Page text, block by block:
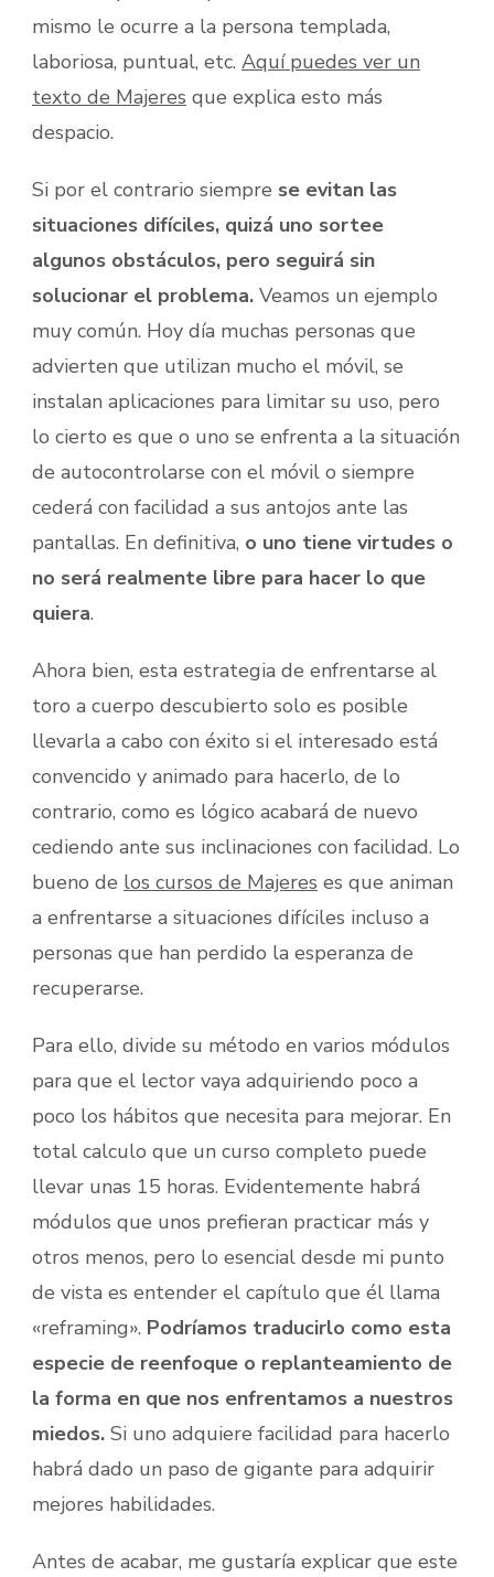
mismo le ocurre a la persona templada,
laboriosa, puntual, etc. Aquí puedes ver un
texto de Majeres que explica esto más
despacio.
Si por el contrario siempre se evitan las
situaciones difíciles, quizá uno sortee
algunos obstáculos, pero seguirá sin
solucionar el problema. Veamos un ejemplo
muy común. Hoy día muchas personas que
advierten que utilizan mucho el móvil, se
instalan aplicaciones para limitar su uso, pero
lo cierto es que o uno se enfrenta a la situación
de autocontrolarse con el móvil o siempre
cederá con facilidad a sus antojos ante las
pantallas. En definitiva, o uno tiene virtudes o
no será realmente libre para hacer lo que
quiera.
Ahora bien, esta estrategia de enfrentarse al
toro a cuerpo descubierto solo es posible
llevarla a cabo con éxito si el interesado está
convencido y animado para hacerlo, de lo
contrario, como es lógico acabará de nuevo
cediendo ante sus inclinaciones con facilidad. Lo
bueno de los cursos de Majeres es que animan
a enfrentarse a situaciones difíciles incluso a
personas que han perdido la esperanza de
recuperarse.
Para ello, divide su método en varios módulos
para que el lector vaya adquiriendo poco a
poco los hábitos que necesita para mejorar. En
total calculo que un curso completo puede
llevar unas 15 horas. Evidentemente habrá
módulos que unos prefieran practicar más y
otros menos, pero lo esencial desde mi punto
de vista es entender el capítulo que él llama
«reframing». Podríamos traducirlo como esta
especie de reenfoque o replanteamiento de
la forma en que nos enfrentamos a nuestros
miedos. Si uno adquiere facilidad para hacerlo
habrá dado un paso de gigante para adquirir
mejores habilidades.
Antes de acabar, me gustaría explicar que este